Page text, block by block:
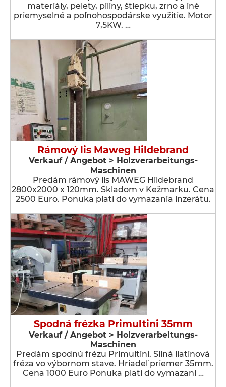
materiály, pelety, piliny, štiepku, zrno a iné
priemyselné a poľnohospodárske využitie. Motor
7,5KW. …
Rámový lis Maweg Hildebrand
Verkauf / Angebot > Holzverarbeitungs-
Maschinen
Predám rámový lis MAWEG Hildebrand
2800x2000 x 120mm. Skladom v Kežmarku. Cena
2500 Euro. Ponuka platí do vymazania inzerátu.
Spodná frézka Primultini 35mm
Verkauf / Angebot > Holzverarbeitungs-
Maschinen
Predám spodnú frézu Primultini. Silná liatinová
fréza vo výbornom stave. Hriadeľ priemer 35mm.
Cena 1000 Euro Ponuka platí do vymazani …